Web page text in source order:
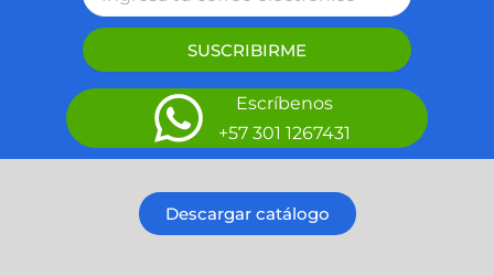
SUSCRIBIRME
Escríbenos
+57 301 1267431
Descargar catálogo